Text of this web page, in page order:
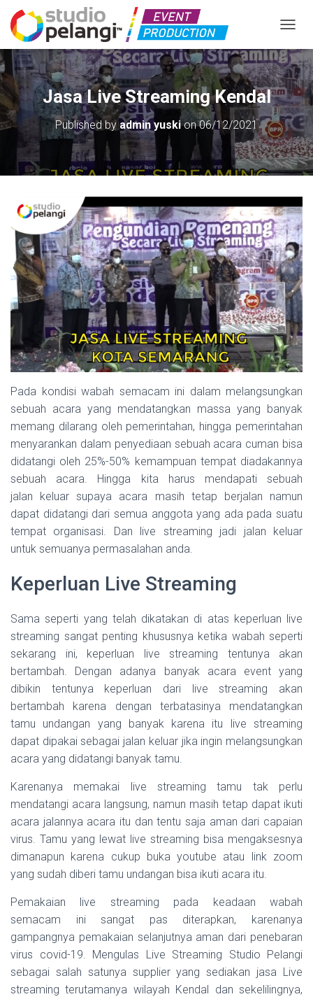
Jasa Live Streaming Kendal
Published byadmin yuskion06/12/2021
Pada kondisi wabah semacam ini dalam melangsungkan
sebuah acara yang mendatangkan massa yang banyak
memang dilarang oleh pemerintahan, hingga pemerintahan
menyarankan dalam penyediaan sebuah acara cuman bisa
didatangi oleh 25%-50% kemampuan tempat diadakannya
sebuah acara. Hingga kita harus mendapati sebuah
jalan keluar supaya acara masih tetap berjalan namun
dapat didatangi dari semua anggota yang ada pada suatu
tempat organisasi. Dan live streaming jadi jalan keluar
untuk semuanya permasalahan anda.
Keperluan Live Streaming
Sama seperti yang telah dikatakan di atas keperluan live
streaming sangat penting khususnya ketika wabah seperti
sekarang ini, keperluan live streaming tentunya akan
bertambah. Dengan adanya banyak acara event yang
dibikin tentunya keperluan dari live streaming akan
bertambah karena dengan terbatasinya mendatangkan
tamu undangan yang banyak karena itu live streaming
dapat dipakai sebagai jalan keluar jika ingin melangsungkan
acara yang didatangi banyak tamu.
Karenanya memakai live streaming tamu tak perlu
mendatangi acara langsung, namun masih tetap dapat ikuti
acara jalannya acara itu dan tentu saja aman dari capaian
virus. Tamu yang lewat live streaming bisa mengaksesnya
dimanapun karena cukup buka youtube atau link zoom
yang sudah diberi tamu undangan bisa ikuti acara itu.
Pemakaian live streaming pada keadaan wabah
semacam ini sangat pas diterapkan, karenanya
gampangnya pemakaian selanjutnya aman dari penebaran
virus covid-19. Mengulas Live Streaming Studio Pelangi
sebagai salah satunya supplier yang sediakan jasa Live
streaming terutamanya wilayah Kendal dan sekelilingnya,